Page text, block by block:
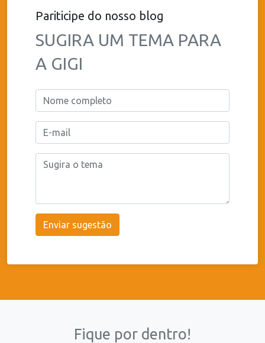
Pariticipe do nosso blog
SUGIRA UM TEMA PARA
A GIGI
Enviar sugestão
Fique por dentro!